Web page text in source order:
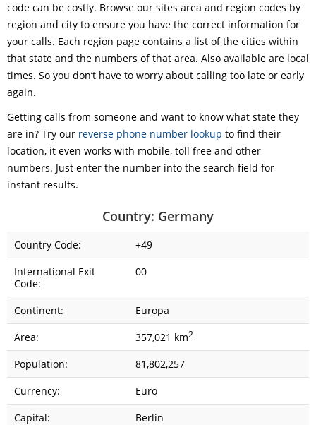
code can be costly. Browse our sites area and region codes by
region and city to ensure you have the correct information for
your calls. Each region page contains a list of the cities within
that state and the numbers of that area. Also available are local
times. So you don’t have to worry about calling too late or early
again.
Getting calls from someone and want to know what state they
are in? Try our reverse phone number lookup to find their
location, it even works with mobile, toll free and other
numbers. Just enter the number into the search field for
instant results.
Country: Germany
Country Code:
+49
International Exit
Code:
00
Continent:
Europa
Area:
357,021 km2
Population:
81,802,257
Currency:
Euro
Capital:
Berlin